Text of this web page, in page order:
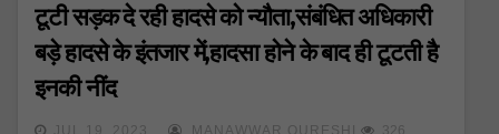
टूटी सड़क दे रही हादसे को न्यौता,संबंधित अधिकारी
बड़े हादसे के इंतजार में,हादसा होने के बाद ही टूटती है
इनकी नींद
JUL 19, 2023 MANAWWAR QURESHI 326